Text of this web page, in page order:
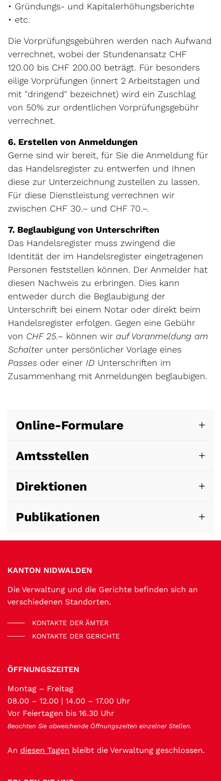
• Gründungs- und Kapitalerhöhungsberichte
• etc.
Die Vorprüfungsgebühren werden nach Aufwand
verrechnet, wobei der Stundenansatz CHF
120.00 bis CHF 200.00 beträgt. Für besonders
eilige Vorprüfungen (innert 2 Arbeitstagen und
mit "dringend" bezeichnet) wird ein Zuschlag
von 50% zur ordentlichen Vorprüfungsgebühr
verrechnet.
6. Erstellen von Anmeldungen
Gerne sind wir bereit, für Sie die Anmeldung für
das Handelsregister zu entwerfen und Ihnen
diese zur Unterzeichnung zustellen zu lassen.
Für diese Dienstleistung verrechnen wir
zwischen CHF 30.– und CHF 70.–.
7. Beglaubigung von Unterschriften
Das Handelsregister muss zwingend die
Identität der im Handelsregister eingetragenen
Personen feststellen können. Der Anmelder hat
diesen Nachweis zu erbringen. Dies kann
entweder durch die Beglaubigung der
Unterschrift bei einem Notar oder direkt beim
Handelsregister erfolgen. Gegen eine Gebühr
von CHF 25.– können wir auf Voranmeldung am
Schalter unter persönlicher Vorlage eines
Passes oder einer ID Unterschriften im
Zusammenhang mit Anmeldungen beglaubigen.
Online-Formulare
Amtsstellen
Direktionen
Publikationen
KANTON NIDWALDEN
Die Verwaltung und die Gerichte befinden sich an
verschiedenen Standorten.
KONTAKTE DER ÄMTER
KONTAKTE DER GERICHTE
ÖFFNUNGSZEITEN
Montag – Freitag
08.00 – 12.00 | 14.00 – 17.00 Uhr
Vor Feiertagen bis 16.30 Uhr
Beachten Sie abweichende Öffnungszeiten einzelner Stellen.
An diesen Tagen bleibt die Verwaltung geschlossen.